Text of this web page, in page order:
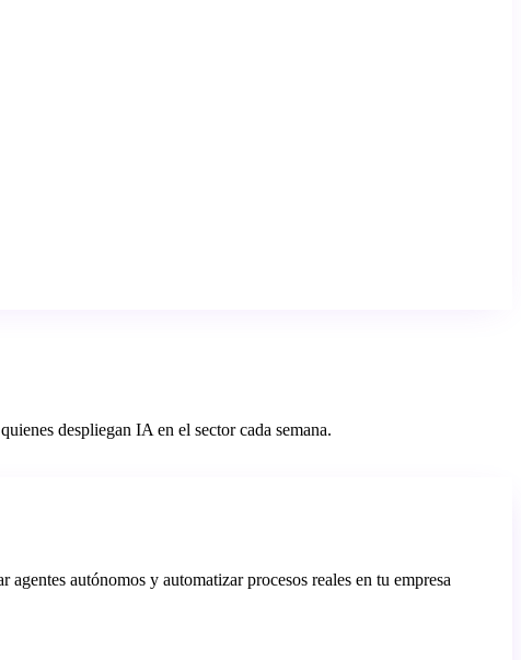
despliegan IA en el sector cada semana.
autónomos y automatizar procesos reales en tu empresa